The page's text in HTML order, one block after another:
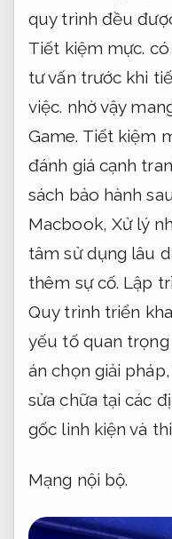
quy trình đều
Tiết kiệm mực. có
tư vấn trước khi
việc. nhờ vậy
Game. Tiết kiệm
đánh giá cạnh
sách bảo hành
Macbook, Xử lý
tâm sử dụng lâu
thêm sự cố. Lập
Quy trình triển
yếu tố quan
án chọn giải pháp,
sửa chữa tại các
gốc linh kiện và
Mạng nội bộ.